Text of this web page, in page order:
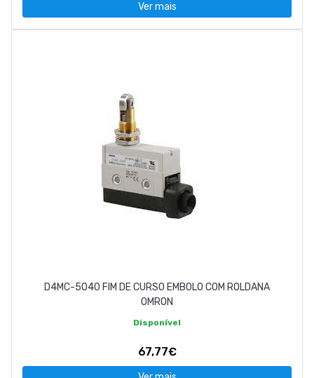
Ver mais
D4MC-5040 FIM DE CURSO EMBOLO COM ROLDANA
OMRON
Disponível
67,77€